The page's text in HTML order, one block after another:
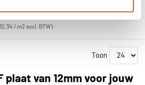
/ m2 excl. BTW
Toon
plaat van 12mm voor jouw